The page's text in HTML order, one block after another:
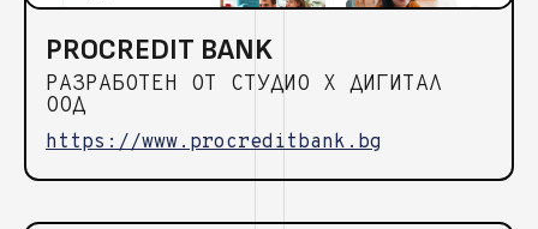
PROCREDIT BANK
РАЗРАБОТЕН ОТ СТУДИО Х ДИГИТАЛ
ООД
https://www.procreditbank.bg